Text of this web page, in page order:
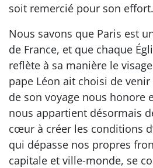
soit remercié pour son effort.
Nous savons que Paris est
de France, et que chaque
reflète à sa manière le
pape Léon ait choisi de
de son voyage nous honore
nous appartient désormais
cœur à créer les conditions
qui dépasse nos propres
capitale et ville-monde, se